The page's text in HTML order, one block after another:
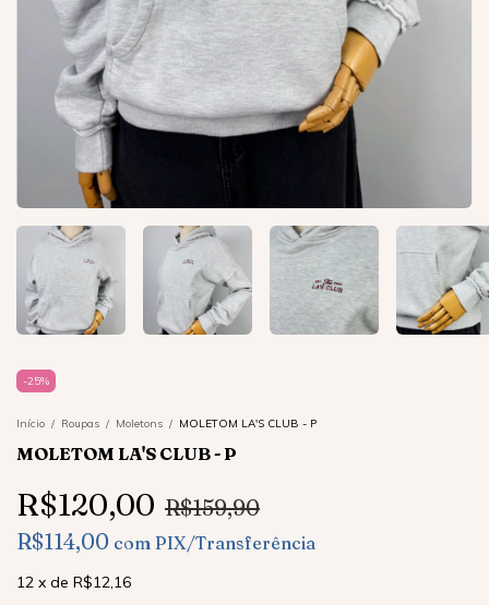
-25%
Início / Roupas / Moletons / MOLETOM LA'S CLUB - P
MOLETOM LA'S CLUB - P
R$120,00 R$159,90
R$114,00 com PIX/Transferência
12 x de R$12,16